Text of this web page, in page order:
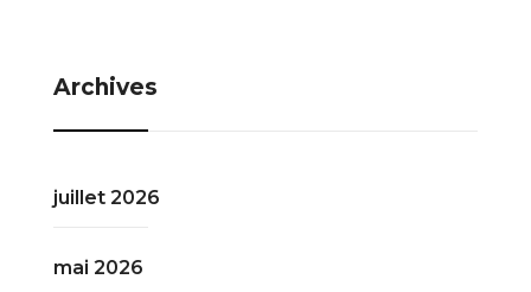
Archives
juillet 2026
mai 2026